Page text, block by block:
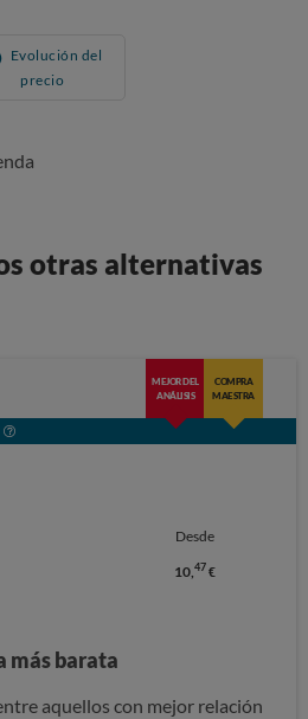
Evolución del
precio
otras alternativas
MEJOR DEL
ANÁLISIS
COMPRA
MAESTRA
Desde
10, 47€
más barata
aquellos con mejor relación